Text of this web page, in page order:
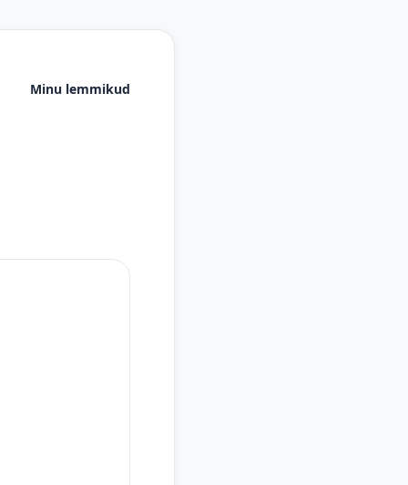
Minu lemmikud